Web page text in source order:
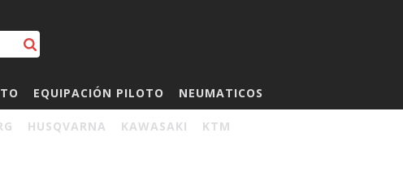
EQUIPACIÓN PILOTO NEUMATICOS
HUSQVARNA KAWASAKI KTM